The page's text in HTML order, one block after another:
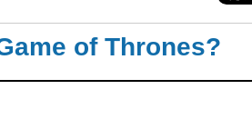
of Thrones?